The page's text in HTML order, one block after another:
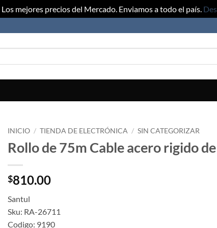
Los mejores precios del Mercado. Enviamos a todo el país.
INICIO / TIENDA DE ELECTRÓNICA / SIN CATEGORIZAR
Rollo de 75m Cable acero rigido
$810.00
Santul
Sku: RA-26711
Codigo: 9190